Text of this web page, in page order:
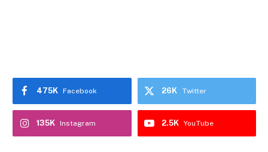
Facebook
475K Twitter
26K
Instagram
135K YouTube
2.5K